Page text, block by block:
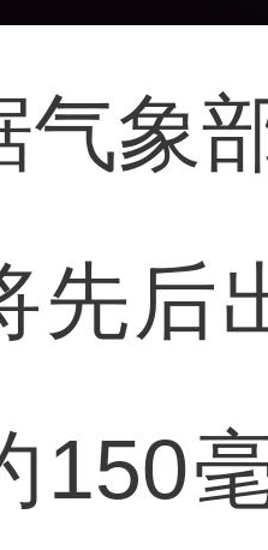
部
先后
150